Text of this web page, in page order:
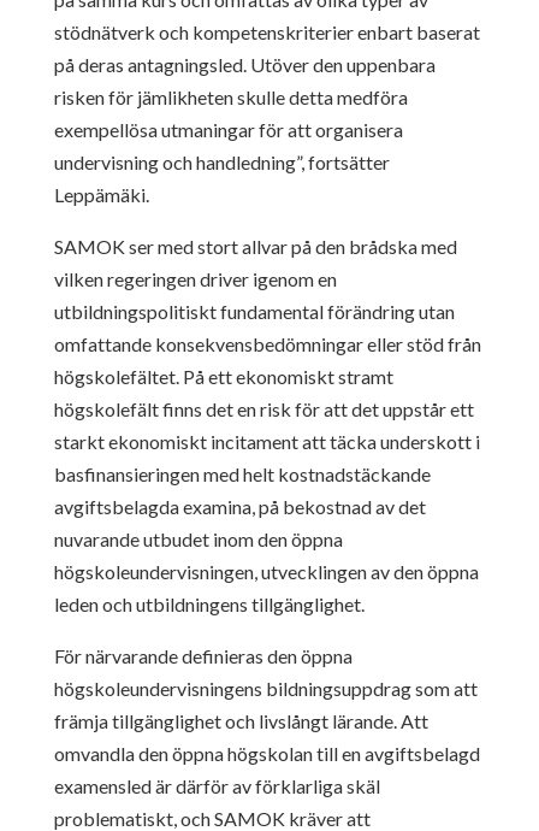
stödnätverk och kompetenskriterier enbart baserat
på deras antagningsled. Utöver den uppenbara
risken för jämlikheten skulle detta medföra
exempellösa utmaningar för att organisera
undervisning och handledning”, fortsätter
Leppämäki.
SAMOK ser med stort allvar på den brådska med
vilken regeringen driver igenom en
utbildningspolitiskt fundamental förändring utan
omfattande konsekvensbedömningar eller stöd från
högskolefältet. På ett ekonomiskt stramt
högskolefält finns det en risk för att det uppstår ett
starkt ekonomiskt incitament att täcka underskott i
basfinansieringen med helt kostnadstäckande
avgiftsbelagda examina, på bekostnad av det
nuvarande utbudet inom den öppna
högskoleundervisningen, utvecklingen av den öppna
leden och utbildningens tillgänglighet.
För närvarande definieras den öppna
högskoleundervisningens bildningsuppdrag som att
främja tillgänglighet och livslångt lärande. Att
omvandla den öppna högskolan till en avgiftsbelagd
examensled är därför av förklarliga skäl
problematiskt, och SAMOK kräver att